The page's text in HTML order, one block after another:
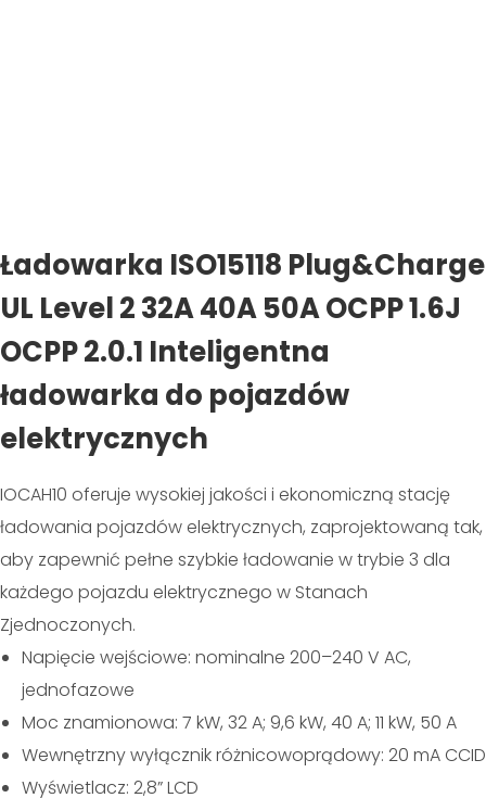
Ładowarka ISO15118 Plug&Charge
UL Level 2 32A 40A 50A OCPP 1.6J
OCPP 2.0.1 Inteligentna
ładowarka do pojazdów
elektrycznych
IOCAH10 oferuje wysokiej jakości i ekonomiczną stację
ładowania pojazdów elektrycznych, zaprojektowaną tak,
aby zapewnić pełne szybkie ładowanie w trybie 3 dla
każdego pojazdu elektrycznego w Stanach
Zjednoczonych.
Napięcie wejściowe: nominalne 200–240 V AC,
jednofazowe
Moc znamionowa: 7 kW, 32 A; 9,6 kW, 40 A; 11 kW, 50 A
Wewnętrzny wyłącznik różnicowoprądowy: 20 mA CCID
Wyświetlacz: 2,8” LCD